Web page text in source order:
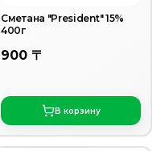
Сметана "President" 15%
400г
900 〒
В корзину